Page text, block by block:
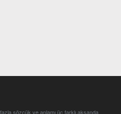
sözcük ve anlamı üç farklı aksanda